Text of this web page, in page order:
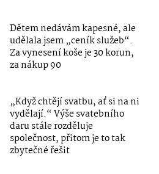
Dětem nedávám kapesné, ale
udělala jsem „ceník služeb“.
Za vynesení koše je 30 korun,
za nákup 90
„Když chtějí svatbu, ať si na ni
vydělají.“ Výše svatebního
daru stále rozděluje
společnost, přitom je to tak
zbytečné řešit